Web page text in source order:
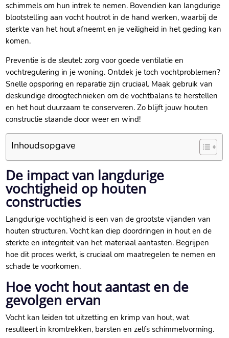
schimmels om hun intrek te nemen.​ Bovendien kan langdurige
blootstelling aan vocht houtrot in de hand werken, waarbij de
sterkte van het hout afneemt en je veiligheid in het geding kan
komen.​
Preventie is de sleutel: zorg voor goede ventilatie en
vochtregulering in je woning.​ Ontdek je toch vochtproblemen?
Snelle opsporing en reparatie zijn cruciaal.​ Maak gebruik van
deskundige droogtechnieken om de vochtbalans te herstellen
en het hout duurzaam te conserveren.​ Zo blijft jouw houten
constructie staande door weer en wind!
Inhoudsopgave
De impact van langdurige
vochtigheid op houten
constructies
Langdurige vochtigheid is een van de grootste vijanden van
houten structuren.​ Vocht kan diep doordringen in hout en de
sterkte en integriteit van het materiaal aantasten.​ Begrijpen
hoe dit proces werkt, is cruciaal om maatregelen te nemen en
schade te voorkomen.​
Hoe vocht hout aantast en de
gevolgen ervan
Vocht kan leiden tot uitzetting en krimp van hout, wat
resulteert in kromtrekken, barsten en zelfs schimmelvorming.​